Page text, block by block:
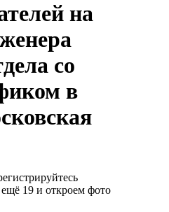
на
со
в
19 и откроем фото